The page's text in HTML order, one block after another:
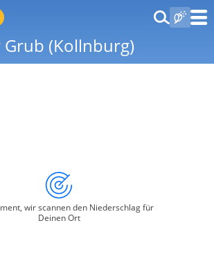
Grub (Kollnburg)
wir scannen den Niederschlag für
Deinen Ort